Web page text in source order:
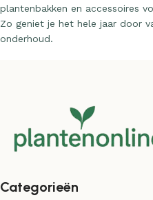
plantenbakken en accessoires
Zo geniet je het hele jaar door
onderhoud.
Categorieën